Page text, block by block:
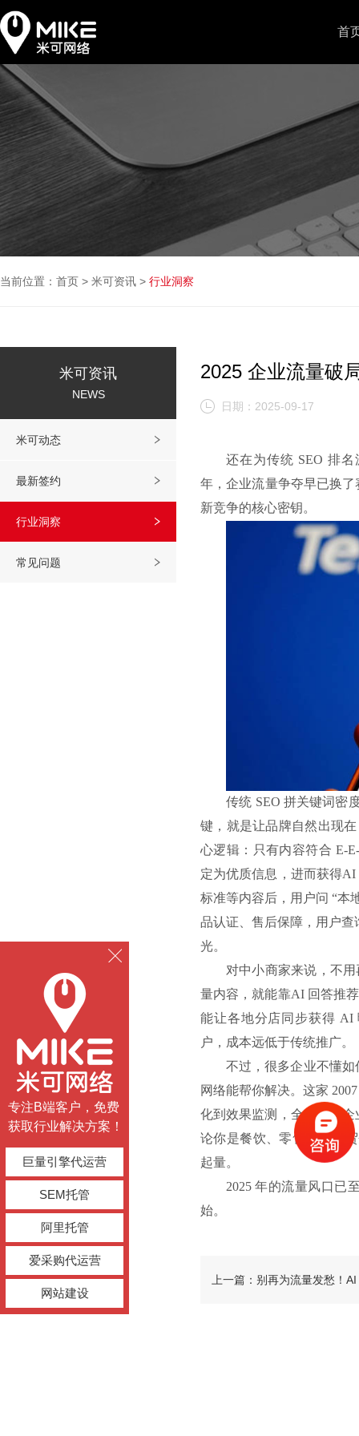
首
当前位置： 首页 > 米可资讯 > 行业洞察
米可资讯
NEWS
米可动态
最新签约
行业洞察
常见问题
2025 企业流量破
日期：2025-09-17
还在为传统 SEO 排
年，企业流量争夺早已换
新竞争的核心密钥。
传统 SEO 拼关键词密
键，就是让品牌自然出现
心逻辑：只有内容符合 E-
定为优质信息，进而获得
标准等内容后，用户问 “本
品认证、售后保障，用户
光。
对中小商家来说，不
量内容，就能靠AI 回答推
能让各地分店同步获得 AI
户，成本远低于传统推广。
不过，很多企业不懂
网络能帮你解决。这家
化到效果监测，全程助力
论你是餐饮、零售还是外
起量。
2025 年的流量风口已
始。
上一篇：别再为流量发愁！
专注B端客户，免费
获取行业解决方案！
巨量引擎代运营
SEM托管
阿里托管
爱采购代运营
网站建设